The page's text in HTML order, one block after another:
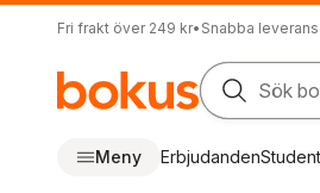
Fri frakt över 249 kr• Snabba
Sök
Meny ErbjudandenStudent